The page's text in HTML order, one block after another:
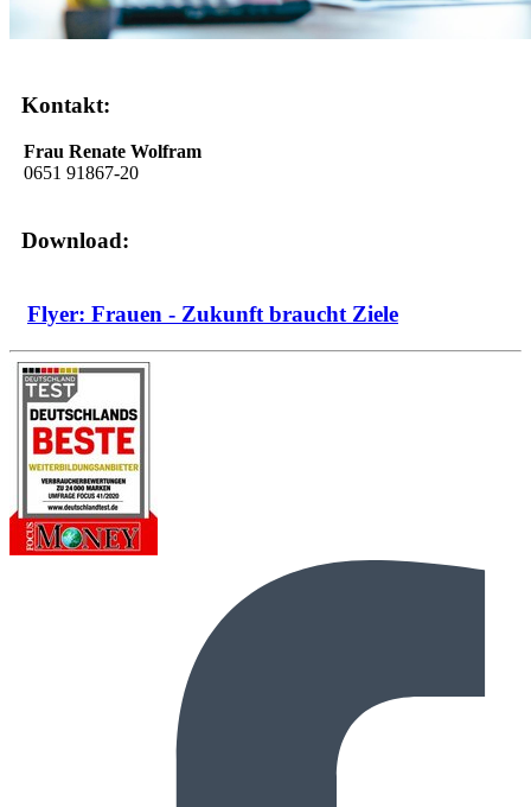
Kontakt:
Frau Renate Wolfram
0651 91867-20
Download:
Flyer: Frauen - Zukunft braucht Ziele